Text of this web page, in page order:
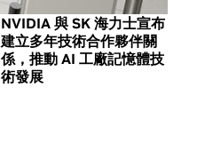
NVIDIA 與 SK 海力士宣布
建立多年技術合作夥伴關
係，推動 AI 工廠記憶體技
術發展